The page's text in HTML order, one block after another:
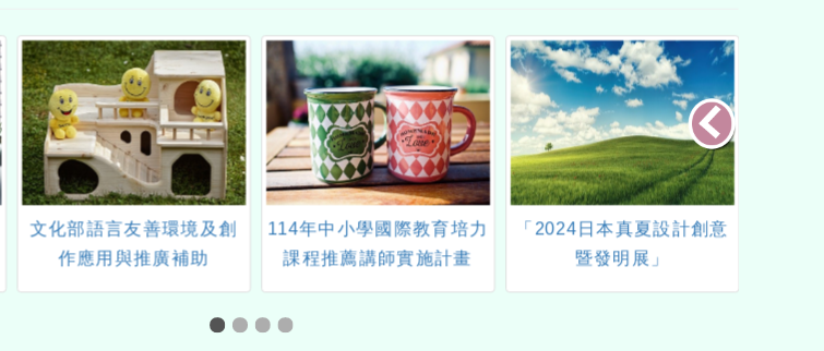
文化部語言友善環境及創
作應用與推廣補助
114年中小學國際教育培力
課程推薦講師實施計畫
「2024日本真夏設計創意
暨發明展」